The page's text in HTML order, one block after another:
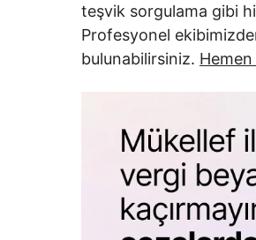
teşvik sorgulama gibi
Profesyonel
bulunabilirsiniz.